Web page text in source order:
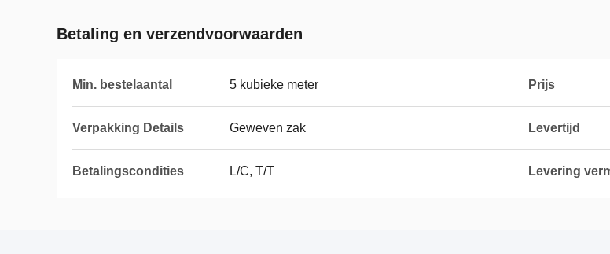
Betaling en verzendvoorwaarden
Min. bestelaantal 5 kubieke meter Prijs
Verpakking Details Geweven zak Levertijd
Betalingscondities L/C, T/T Levering